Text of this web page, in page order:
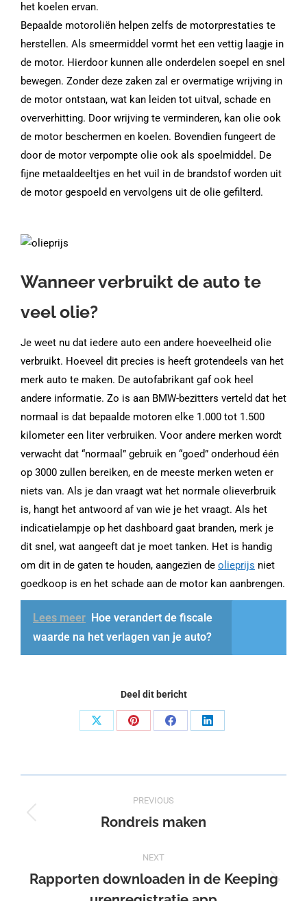
het koelen ervan.
Bepaalde motoroliën helpen zelfs de motorprestaties te
herstellen. Als smeermiddel vormt het een vettig laagje in
de motor. Hierdoor kunnen alle onderdelen soepel en snel
bewegen. Zonder deze zaken zal er overmatige wrijving in
de motor ontstaan, wat kan leiden tot uitval, schade en
oververhitting. Door wrijving te verminderen, kan olie ook
de motor beschermen en koelen. Bovendien fungeert de
door de motor verpompte olie ook als spoelmiddel. De
fijne metaaldeeltjes en het vuil in de brandstof worden uit
de motor gespoeld en vervolgens uit de olie gefilterd.
Wanneer verbruikt de auto te
veel olie?
Je weet nu dat iedere auto een andere hoeveelheid olie
verbruikt. Hoeveel dit precies is heeft grotendeels van het
merk auto te maken. De autofabrikant gaf ook heel
andere informatie. Zo is aan BMW-bezitters verteld dat het
normaal is dat bepaalde motoren elke 1.000 tot 1.500
kilometer een liter verbruiken. Voor andere merken wordt
verwacht dat “normaal” gebruik en “goed” onderhoud één
op 3000 zullen bereiken, en de meeste merken weten er
niets van. Als je dan vraagt ​​wat het normale olieverbruik
is, hangt het antwoord af van wie je het vraagt. Als het
indicatielampje op het dashboard gaat branden, merk je
dit snel, wat aangeeft dat je moet tanken. Het is handig
om dit in de gaten te houden, aangezien de olieprijs niet
goedkoop is en het schade aan de motor kan aanbrengen.
Lees meer Hoe verandert de fiscale
waarde na het verlagen van je auto?
Deel dit bericht
Share
Share
Share
Share
navigation
PREVIOUS
Previous
Rondreis maken
NEXT
Next
Rapporten downloaden in de Keeping